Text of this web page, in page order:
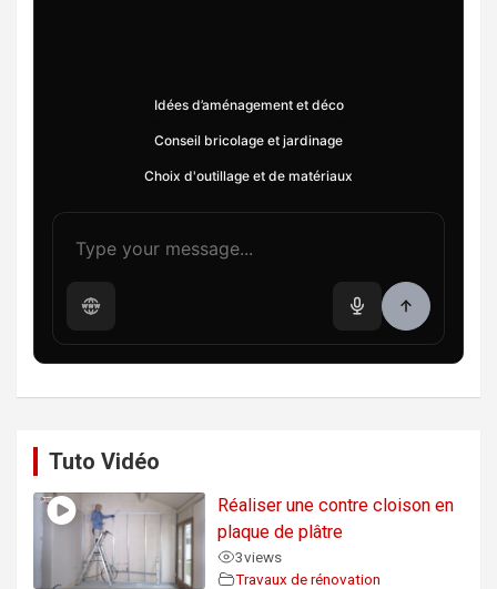
Idées d’aménagement et déco
Conseil bricolage et jardinage
Choix d'outillage et de matériaux
Tuto Vidéo
Réaliser une contre cloison en
plaque de plâtre
3views
Travaux de rénovation